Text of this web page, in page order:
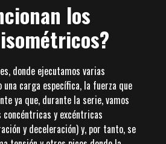
los
donde ejecutamos varias
carga específica, la fuerza que
ya que, durante la serie, vamos
y excéntricas
y deceleración) y, por tanto, se